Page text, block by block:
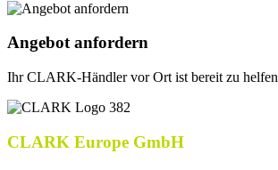
Angebot anfordern
Ihr CLARK-Händler vor Ort ist bereit zu helfen
CLARK Europe GmbH